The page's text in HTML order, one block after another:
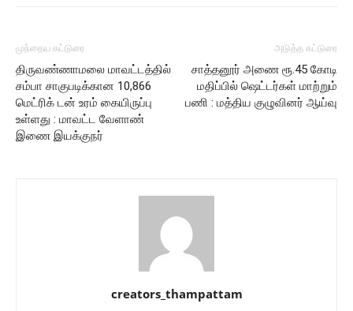
முந்தைய கட்டுரை
திருவண்ணாமலை மாவட்டத்தில்
சம்பா சாகுபடிக்கான 10,866
மெட்ரிக் டன் உரம் கையிருப்பு
உள்ளது : மாவட்ட வேளாண்
இணை இயக்குநர்
அடுத்த கட்டுரை
சாத்தனூர் அணை ரூ.45 கோடி
மதிப்பில் ஷெட்டர்கள் மாற்றும்
பணி : மத்திய குழுவினர் ஆய்வு
creators_thampattam